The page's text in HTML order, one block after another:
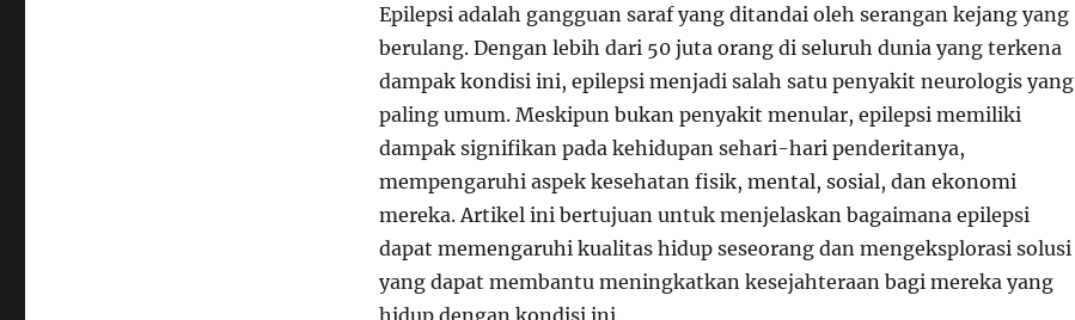
Epilepsi adalah gangguan saraf yang ditandai oleh serangan kejang yang
berulang. Dengan lebih dari 50 juta orang di seluruh dunia yang terkena
dampak kondisi ini, epilepsi menjadi salah satu penyakit neurologis yang
paling umum. Meskipun bukan penyakit menular, epilepsi memiliki
dampak signifikan pada kehidupan sehari-hari penderitanya,
mempengaruhi aspek kesehatan fisik, mental, sosial, dan ekonomi
mereka. Artikel ini bertujuan untuk menjelaskan bagaimana epilepsi
dapat memengaruhi kualitas hidup seseorang dan mengeksplorasi solusi
yang dapat membantu meningkatkan kesejahteraan bagi mereka yang
hidup dengan kondisi ini.